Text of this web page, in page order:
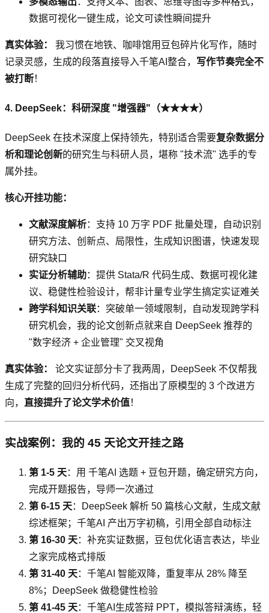
数据可视化一键生成，论文可读性瞬间提升
真实体验：
我习惯在地铁、咖啡馆用豆包碎片化写作，随时
记录灵感，生成的段落直接导入千笔AI整合， 写作节奏完全不
被打断！
4. DeepSeek：科研深度 "增强器"（★★★★）
DeepSeek 在技术深度上保持领先，特别适合需要复杂数据分
析和理论创新的研究生与科研人员，堪称 "技术流" 选手的专
属外挂。
核心开挂功能：
文献深度解析：支持 10 万字 PDF 批量处理，自动识别
研究方法、创新点、局限性，生成知识图谱，快速发现
研究缺口
实证分析辅助：提供 Stata/R 代码生成、数据可视化建
议、稳健性检验设计，帮非计量专业学生搞定实证难关
跨学科知识关联：突破单一领域限制，自动发现跨学科
研究机会，我的论文创新点就来自 DeepSeek 推荐的
"数字经济 + 企业管理" 交叉视角
真实体验：
论文实证部分卡了我两周，DeepSeek 不仅帮我
生成了完整的回归分析代码，还指出了原模型的 3 个改进方
向， 直接提升了论文学术价值！
实战案例：我的 45 天论文开挂之路
第 1-5 天：用 千笔AI 选题 + 豆包开题，确定研究方向，
完成开题报告，导师一次通过
第 6-15 天：DeepSeek 解析 50 篇核心文献，生成文献
综述框架；千笔AI 产出万字初稿，引用全部自动标注
第 16-30 天：补充实证数据，豆包优化语言表达，毕业
之家完成格式排版
第 31-40 天：千笔AI 智能双降，重复率从 28% 降至
8%；DeepSeek 做稳健性检验
第 41-45 天：千笔AI生成答辩 PPT，模拟答辩演练，轻